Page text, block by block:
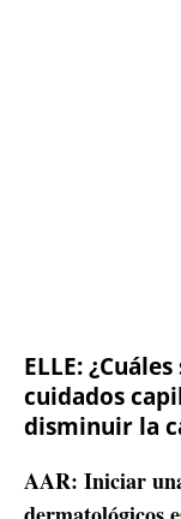
ELLE:
cuidados
disminuir la
AAR: Iniciar